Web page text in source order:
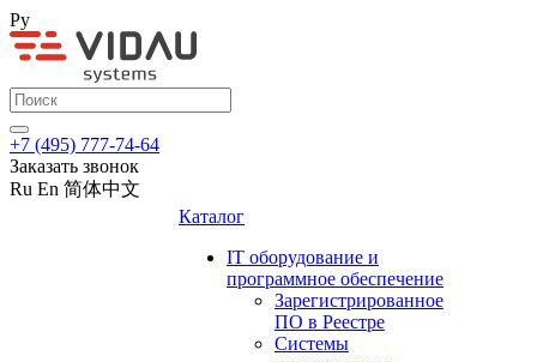
Ру
+7 (495) 777-74-64
Заказать звонок
Ru En 简体中文
Каталог
IT оборудование и
программное обеспечение
Зарегистрированное
ПО в Реестре
Системы